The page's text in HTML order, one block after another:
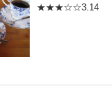
★★★☆☆3.14